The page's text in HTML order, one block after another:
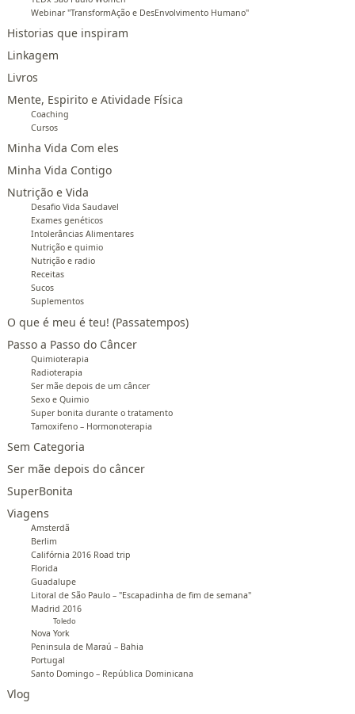
Webinar "TransformAção e DesEnvolvimento Humano"
Historias que inspiram
Linkagem
Livros
Mente, Espirito e Atividade Física
Coaching
Cursos
Minha Vida Com eles
Minha Vida Contigo
Nutrição e Vida
Desafio Vida Saudavel
Exames genéticos
Intolerâncias Alimentares
Nutrição e quimio
Nutrição e radio
Receitas
Sucos
Suplementos
O que é meu é teu! (Passatempos)
Passo a Passo do Câncer
Quimioterapia
Radioterapia
Ser mãe depois de um câncer
Sexo e Quimio
Super bonita durante o tratamento
Tamoxifeno – Hormonoterapia
Sem Categoria
Ser mãe depois do câncer
SuperBonita
Viagens
Amsterdã
Berlim
Califórnia 2016 Road trip
Florida
Guadalupe
Litoral de São Paulo – "Escapadinha de fim de semana"
Madrid 2016
Toledo
Nova York
Peninsula de Maraú – Bahia
Portugal
Santo Domingo – República Dominicana
Vlog